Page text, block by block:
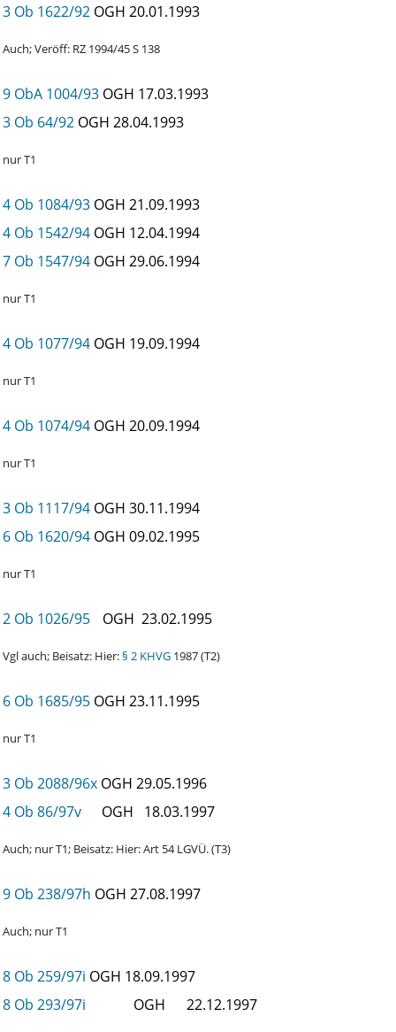
3 Ob 1622/92 OGH 20.01.1993
Auch; Veröff: RZ 1994/45 S 138
9 ObA 1004/93 OGH 17.03.1993
3 Ob 64/92 OGH 28.04.1993
nur T1
4 Ob 1084/93 OGH 21.09.1993
4 Ob 1542/94 OGH 12.04.1994
7 Ob 1547/94 OGH 29.06.1994
nur T1
4 Ob 1077/94 OGH 19.09.1994
nur T1
4 Ob 1074/94 OGH 20.09.1994
nur T1
3 Ob 1117/94 OGH 30.11.1994
6 Ob 1620/94 OGH 09.02.1995
nur T1
2 Ob 1026/95 OGH 23.02.1995
Vgl auch; Beisatz: Hier:§ 2 KHVG 1987 (T2)
6 Ob 1685/95 OGH 23.11.1995
nur T1
3 Ob 2088/96x OGH 29.05.1996
4 Ob 86/97v
OGH 18.03.1997
Auch; nur T1; Beisatz: Hier: Art 54 LGVÜ. (T3)
9 Ob 238/97h OGH 27.08.1997
Auch; nur T1
8 Ob 259/97i OGH 18.09.1997
8 Ob 293/97i
OGH 22.12.1997